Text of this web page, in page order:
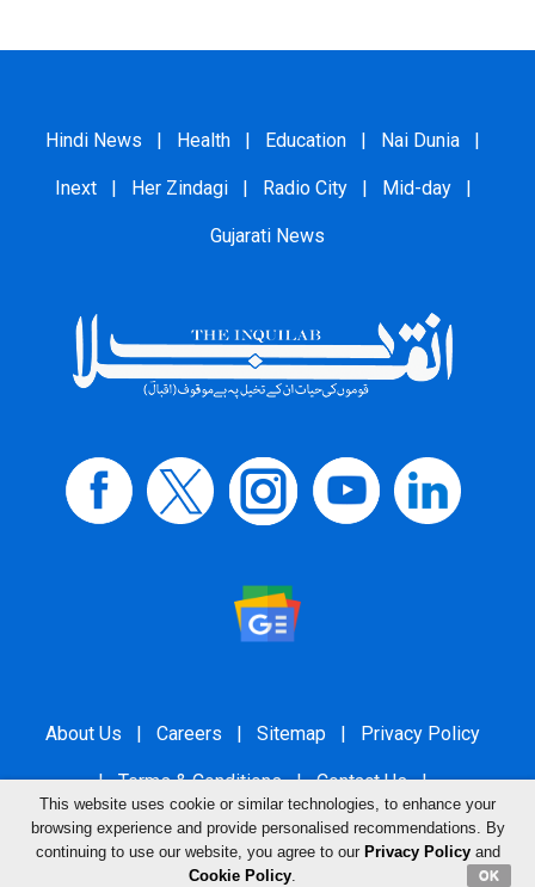
Hindi News | Health | Education | Nai Dunia |
Inext | Her Zindagi | Radio City | Mid-day |
Gujarati News
About Us | Careers | Sitemap | Privacy Policy
| Terms & Conditions | Contact Us |
Grievance Redressal
This website uses cookie or similar technologies, to enhance your
browsing experience and provide personalised recommendations. By
continuing to use our website, you agree to our Privacy Policyand
Cookie Policy. OK